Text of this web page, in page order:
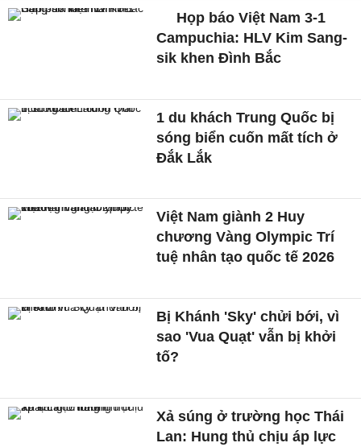
Họp báo Việt Nam 3-1
Campuchia: HLV Kim Sang-
sik khen Đình Bắc
1 du khách Trung Quốc bị
sóng biển cuốn mất tích ở
Đắk Lắk
Việt Nam giành 2 Huy
chương Vàng Olympic Trí
tuệ nhân tạo quốc tế 2026
Bị Khánh 'Sky' chửi bới, vì
sao 'Vua Quạt' vẫn bị khởi
tố?
Xả súng ở trường học Thái
Lan: Hung thủ chịu áp lực